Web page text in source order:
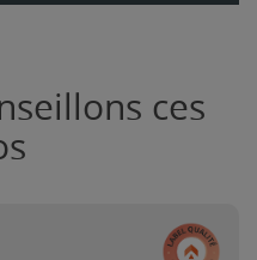
ces